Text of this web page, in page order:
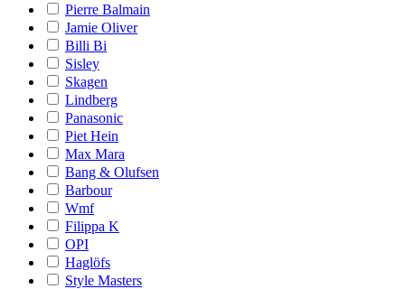
Pierre Balmain
Jamie Oliver
Billi Bi
Sisley
Skagen
Lindberg
Panasonic
Piet Hein
Max Mara
Bang & Olufsen
Barbour
Wmf
Filippa K
OPI
Haglöfs
Style Masters